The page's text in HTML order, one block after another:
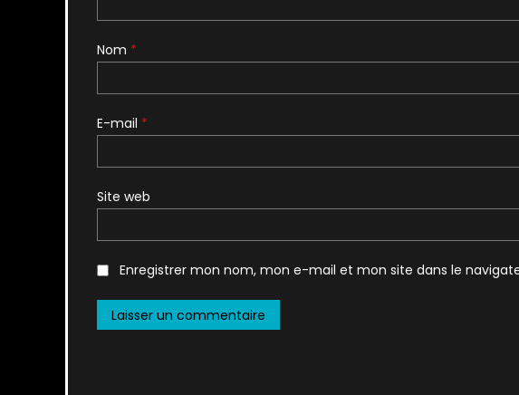
Nom *
E-mail *
Site web
Enregistrer mon nom, mon e-mail et mon site dans le